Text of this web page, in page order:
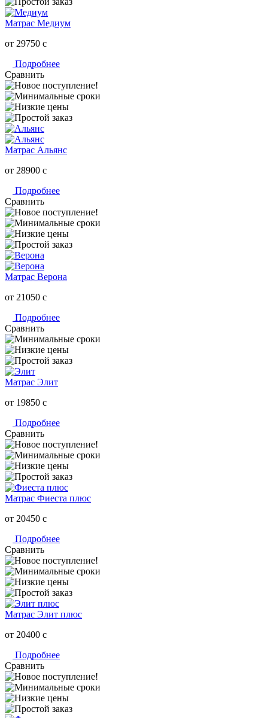
Матрас Медиум
от 29750 c
Подробнее
Сравнить
Матрас Альянс
от 28900 c
Подробнее
Сравнить
Матрас Верона
от 21050 c
Подробнее
Сравнить
Матрас Элит
от 19850 c
Подробнее
Сравнить
Матрас Фиеста плюс
от 20450 c
Подробнее
Сравнить
Матрас Элит плюс
от 20400 c
Подробнее
Сравнить